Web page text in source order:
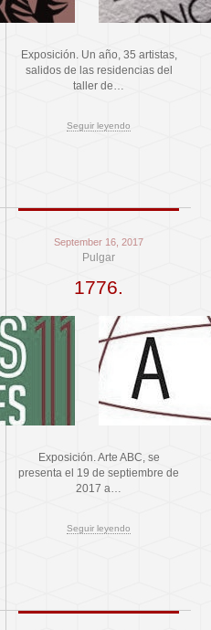
Exposición. Un año, 35 artistas,
salidos de las residencias del
taller de…
Seguir leyendo
September 16, 2017
Pulgar
1776.
Exposición. Arte ABC, se
presenta el 19 de septiembre de
2017 a…
Seguir leyendo